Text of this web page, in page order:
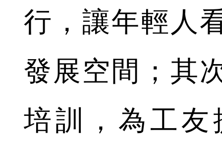
行，讓年輕人
發展空間；其
培訓，為工友